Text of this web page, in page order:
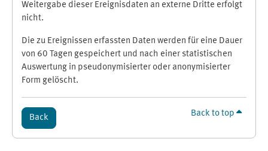
Weitergabe dieser Ereignisdaten an externe Dritte erfolgt
nicht.
Die zu Ereignissen erfassten Daten werden für eine Dauer
von 60 Tagen gespeichert und nach einer statistischen
Auswertung in pseudonymisierter oder anonymisierter
Form gelöscht.
Back Back to top